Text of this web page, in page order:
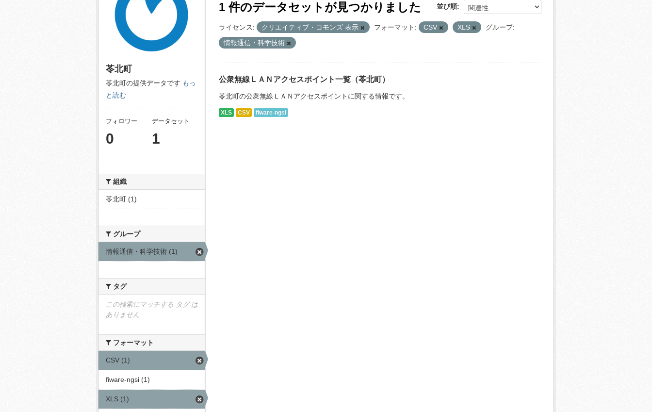
並び順
1 件のデータセットが見つかりました
ライセンス: クリエイティブ・コモンズ 表示 フォーマット: CSV XLS
グループ:
情報通信・科学技術
公衆無線ＬＡＮアクセスポイント一覧（苓北町）
苓北町の公衆無線ＬＡＮアクセスポイントに関する情報です。
XLS CSV fiware-ngsi
苓北町
苓北町の提供データです もっ
と読む
フォロワー
0
データセット
1
組織
苓北町 (1)
グループ
情報通信・科学技術 (1)
タグ
この検索にマッチする タグ は
ありません
フォーマット
CSV (1)
fiware-ngsi (1)
XLS (1)